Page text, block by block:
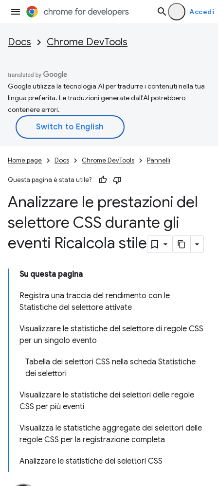
Accedi
Docs Chrome DevTools
Google utilizza la tecnologia AI per tradurre i contenuti nella tua
lingua preferita. Le traduzioni generate dall'AI potrebbero
contenere errori.
Home page Docs Chrome DevTools Pannelli
Questa pagina è stata utile?
Analizzare le prestazioni del
selettore CSS durante gli
eventi Ricalcola stile
Su questa pagina
Registra una traccia del rendimento con le
Statistiche del selettore attivate
Visualizzare le statistiche del selettore di regole CSS
per un singolo evento
Tabella dei selettori CSS nella scheda Statistiche
dei selettori
Visualizzare le statistiche dei selettori delle regole
CSS per più eventi
Visualizza le statistiche aggregate dei selettori delle
regole CSS per la registrazione completa
Analizzare le statistiche dei selettori CSS